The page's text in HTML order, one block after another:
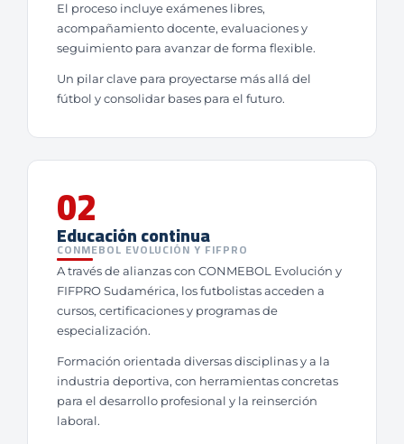
El proceso incluye exámenes libres,
acompañamiento docente, evaluaciones y
seguimiento para avanzar de forma flexible.
Un pilar clave para proyectarse más allá del
fútbol y consolidar bases para el futuro.
02
Educación continua
CONMEBOL EVOLUCIÓN Y FIFPRO
A través de alianzas con CONMEBOL Evolución y
FIFPRO Sudamérica, los futbolistas acceden a
cursos, certificaciones y programas de
especialización.
Formación orientada diversas disciplinas y a la
industria deportiva, con herramientas concretas
para el desarrollo profesional y la reinserción
laboral.